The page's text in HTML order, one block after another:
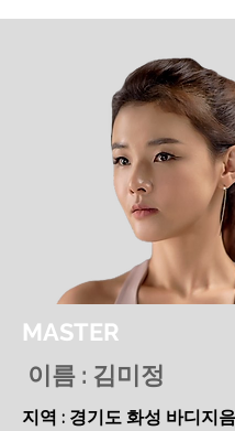
MASTER
이름 : 김미정
지역 : 경기도 화성 바디지음